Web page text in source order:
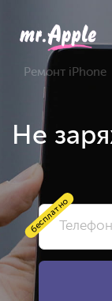
Ремонт iPhone
Не
бесплатно